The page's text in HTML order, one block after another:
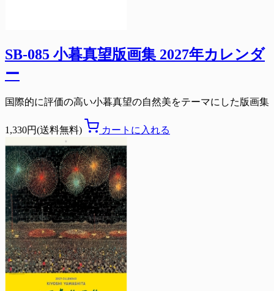
SB-085 小暮真望版画集 2027年カレンダ
ー
国際的に評価の高い小暮真望の自然美をテーマにした版画集
1,330円(送料無料) カートに入れる